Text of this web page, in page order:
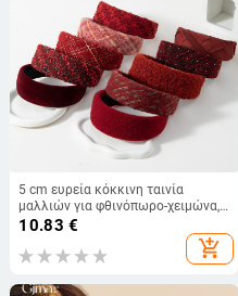
5 cm ευρεία κόκκινη ταινία
μαλλιών για φθινόπωρο-χειμώνα,
κομψή γυναικεία vintage κορδέλα
10.83 €
add_shopping_cart